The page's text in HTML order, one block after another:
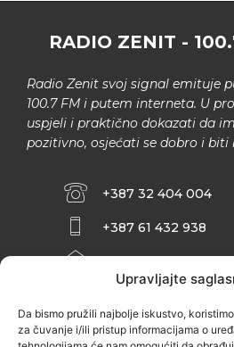
Upravljajte
Da bismo pružili najbolje iskustvo,
za čuvanje i/ili pristup informacijama o
RADIO ZENIT -
Radio Zenit svoj signal emituje
100.7 FM i putem interneta. U
uspjeli i praktično dokazati da
pozitivno, osjećati se dobro i biti
+387 32 404 004
+387 61 432 938
INFO@ZENIT.BA
ZENIČANKA, 3.